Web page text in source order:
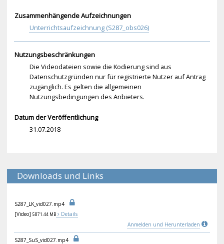
Zusammenhängende Aufzeichnungen
Unterrichtsaufzeichnung (S287_obs026)
Nutzungsbeschränkungen
Die Videodateien sowie die Kodierung sind aus
Datenschutzgründen nur für registrierte Nutzer auf Antrag
zugänglich. Es gelten die allgemeinen
Nutzungsbedingungen des Anbieters.
Datum der Veröffentlichung
31.07.2018
Downloads und Links
S287_L K_vid027. mp4
[Video] 5871.44 MB
Details
Anmelden und Herunterladen
S287_SuS_ vid027 .mp4